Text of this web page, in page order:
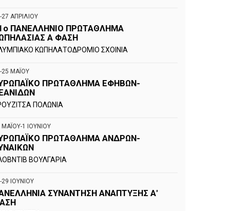
27 ΑΠΡΙΛΙΟΥ
ΠΑΝΕΛΛΗΝΙΟ ΠΡΩΤΑΘΛΗΜΑ
Α ΦΑΣΗ
ΚΩΠΗΛΑΤΟΔΡΟΜΙΟ ΣΧΟΙΝΙΑ
25 ΜΑΪΟΥ
ΠΡΩΤΑΘΛΗΜΑ ΕΦΗΒΩΝ-
ΠΟΛΩΝΙΑ
ΜΑΪΟΥ-1 ΙΟΥΝΙΟΥ
ΠΡΩΤΑΘΛΗΜΑ ΑΝΔΡΩΝ-
ΒΟΥΛΓΑΡΙΑ
29 ΙΟΥΝΙΟΥ
ΣΥΝΑΝΤΗΣΗ ΑΝΑΠΤΥΞΗΣ Α'